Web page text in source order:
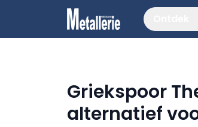
Griekspoor
alternatief